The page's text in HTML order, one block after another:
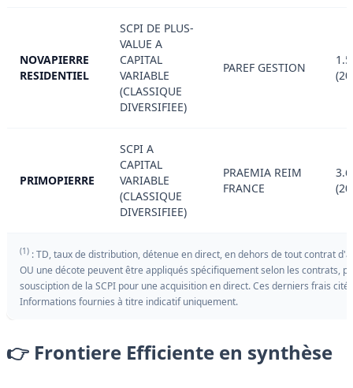
NOVAPIERRE
RESIDENTIEL
SCPI DE PLUS-
VALUE A
CAPITAL
VARIABLE
(CLASSIQUE
DIVERSIFIEE)
PAREF GESTION
PRIMOPIERRE
SCPI A
CAPITAL
VARIABLE
(CLASSIQUE
DIVERSIFIEE)
PRAEMIA REIM
FRANCE
(1) : TD, taux de distribution, détenue en direct, en dehors de tout contrat
OU une décote peuvent être appliqués spécifiquement selon les contrats,
sousciption de la SCPI pour une acquisition en direct. Ces derniers frais
Informations fournies à titre indicatif uniquement.
👉 Frontiere Efficiente en synthèse